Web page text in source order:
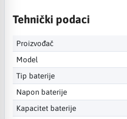
Tehnički podaci
Proizvođač
Model
Tip baterije
Napon baterije
Kapacitet baterije